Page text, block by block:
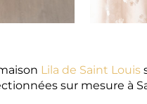
Lila de Saint Louis
sur mesure à